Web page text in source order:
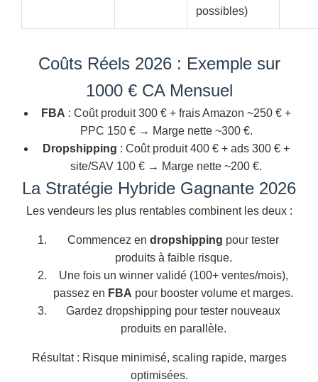
possibles)
Coûts Réels 2026 : Exemple sur
1000 € CA Mensuel
FBA : Coût produit 300 € + frais Amazon ~250 € +
PPC 150 € → Marge nette ~300 €.
Dropshipping : Coût produit 400 € + ads 300 € +
site/SAV 100 € → Marge nette ~200 €.
La Stratégie Hybride Gagnante 2026
Les vendeurs les plus rentables combinent les deux :
Commencez en dropshipping pour tester
produits à faible risque.
Une fois un winner validé (100+ ventes/mois),
passez en FBA pour booster volume et marges.
Gardez dropshipping pour tester nouveaux
produits en parallèle.
Résultat : Risque minimisé, scaling rapide, marges
optimisées.